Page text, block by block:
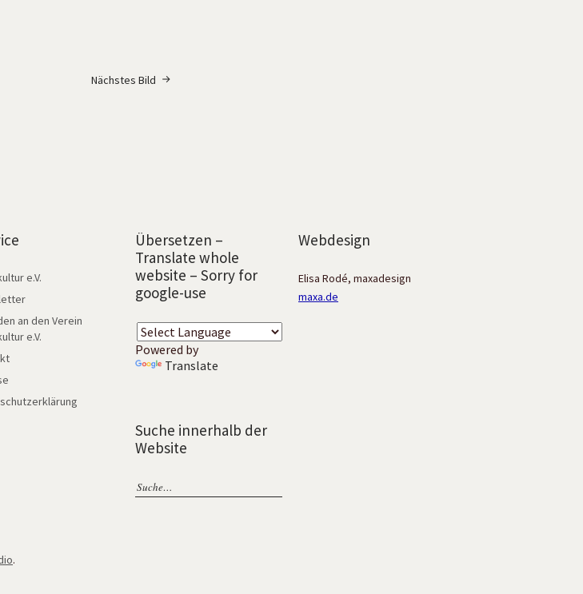
Nächstes Bild
e.V.
an den Verein
e.V.
Übersetzen –
Translate whole
website – Sorry for
google-use
Powered by
Translate
Suche innerhalb der
Website
Webdesign
Elisa Rodé, maxadesign
maxa.de
.